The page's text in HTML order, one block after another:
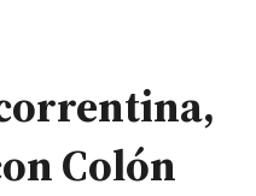
Colón